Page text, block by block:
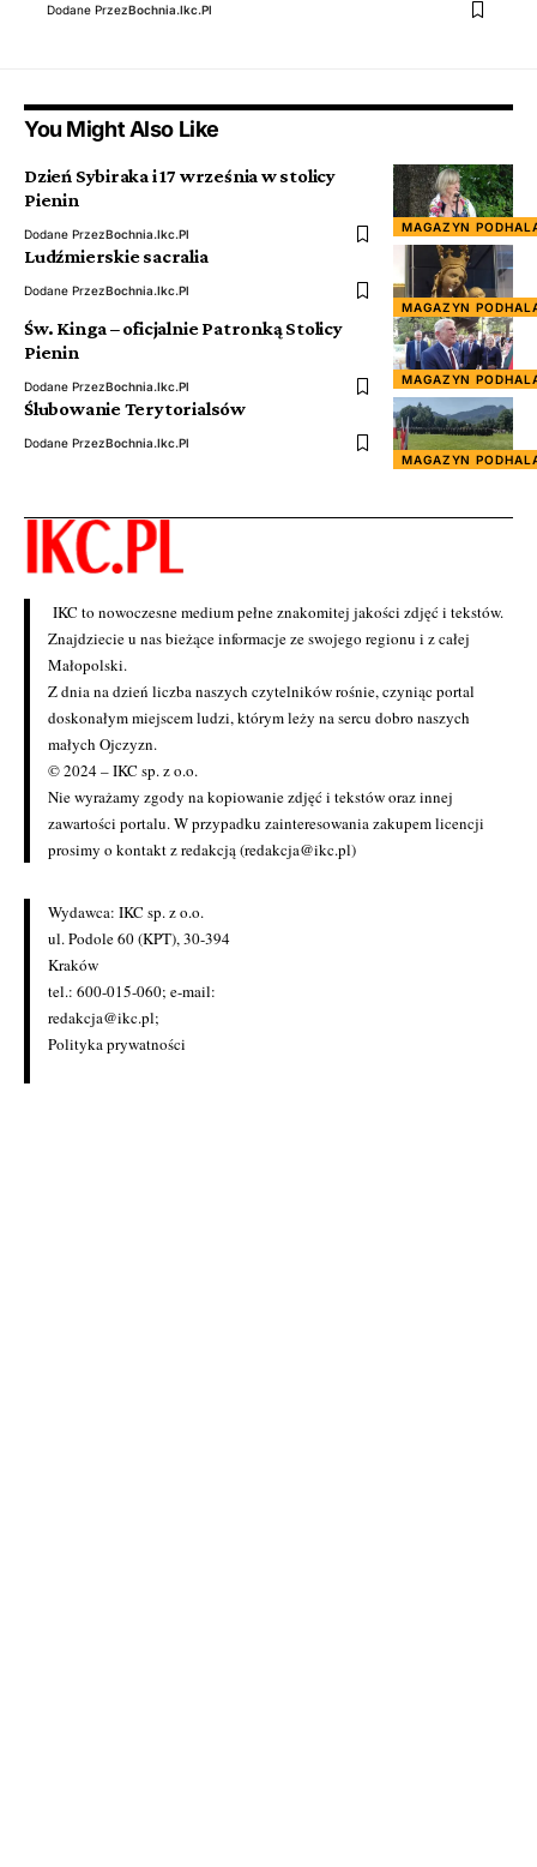
Dodane PrzezBochnia.ikc.pl
You Might Also Like
MAGAZYN
Dzień Sybiraka i 17 września w stolicy
Pienin
Dodane PrzezBochnia.ikc.pl
MAGAZYN
Ludźmierskie sacralia
Dodane PrzezBochnia.ikc.pl
MAGAZYN
Św. Kinga – oficjalnie Patronką Stolicy
Pienin
Dodane PrzezBochnia.ikc.pl
MAGAZYN
Ślubowanie Terytorialsów
Dodane PrzezBochnia.ikc.pl
IKC to nowoczesne medium pełne znakomitej jakości zdjęć i tekstów.
Znajdziecie u nas bieżące informacje ze swojego regionu i z całej
Małopolski.
Z dnia na dzień liczba naszych czytelników rośnie, czyniąc portal
doskonałym miejscem ludzi, którym leży na sercu dobro naszych
małych Ojczyzn.
© 2024 – IKC sp. z o.o.
Nie wyrażamy zgody na kopiowanie zdjęć i tekstów oraz innej
zawartości portalu. W przypadku zainteresowania zakupem licencji
prosimy o kontakt z redakcją (redakcja@ikc.pl)
Wydawca: IKC sp. z o.o.
ul. Podole 60 (KPT), 30-394
Kraków
tel.: 600-015-060; e-mail:
redakcja@ikc.pl;
Polityka prywatności